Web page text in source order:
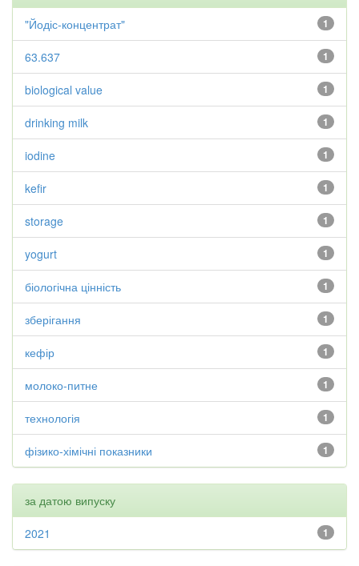
1
"Йодіс-концентрат"
1
63.637
1
biological value
1
drinking milk
1
iodine
1
kefir
1
storage
1
yogurt
1
біологічна цінність
1
зберігання
1
кефір
1
молоко-питне
1
технологія
1
фізико-хімічні показники
за датою випуску
1
2021